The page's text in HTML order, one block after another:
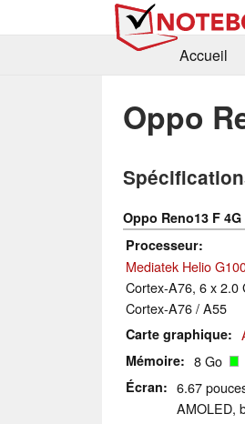
Accueil
Oppo
Oppo Reno13 F 4G
Processeur
Mediatek Helio
Cortex-A76, 6 x 2.0
Cortex-A76 / A55
Carte graphique
Mémoire 8 Go
Écran
6.67
AMOLED,